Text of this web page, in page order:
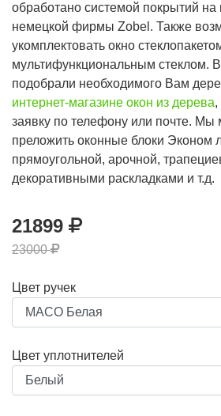
обработано системой покрытий на
немецкой фирмы Zobel. Также
укомплектовать окно
мультифункциональным стеклом.
подобрали необходимого Вам
интернет-магазине окон из дерева,
заявку по телефону или почте.
преложить оконные блоки Эконом
прямоугольной, арочной,
декоративными раскладками и т.д.
21899
23000
Цвет ручек
Цвет уплотнителей